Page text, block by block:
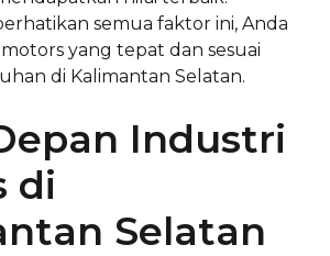
semua faktor ini, Anda
yang tepat dan sesuai
di Kalimantan Selatan.
Industri
di
Selatan